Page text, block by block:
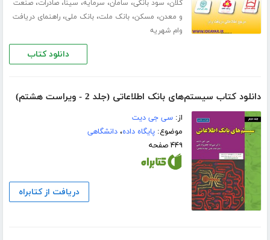
کلان، سود بانکی، سامان، سرمایه، سینا،صادرات،صنعت
و معدن، مسکن،بانک ملت،بانک ملی،راهنمای دریافت
وام شهریه
دانلود کتاب
دانلود کتاب سیستم‌های بانک اطلاعاتی (جلد 2 - ویراست هشتم)
از:سی جی دیت
موضوع:پایگاه داده،دانشگاهی
۴۴۹ صفحه
دریافت از کتابراه